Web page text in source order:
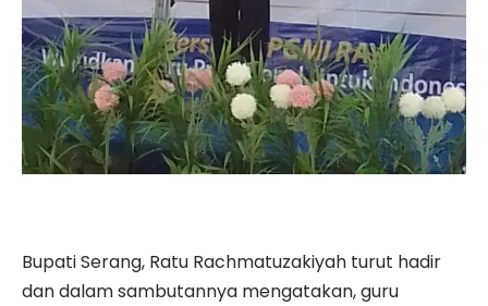
Bupati Serang, Ratu Rachmatuzakiyah turut hadir
dan dalam sambutannya mengatakan, guru